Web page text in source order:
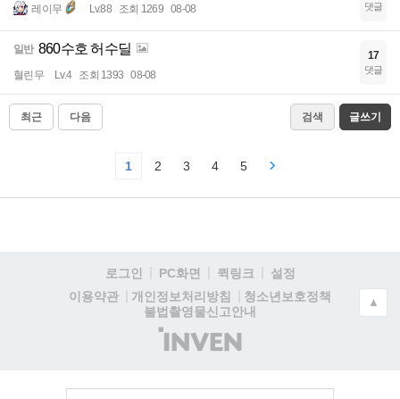
레이무 Lv.88 조회 1269 08-08 댓글
일반 860수호 허수딜
혈린무 Lv.4 조회 1393 08-08
17
댓글
최근 다음 검색 글쓰기
1 2 3 4 5
로그인 PC화면 퀵링크
설정
이용약관
개인정보처리방침
청소년보호정책
불법촬영물신고안내
(주)
인
▲